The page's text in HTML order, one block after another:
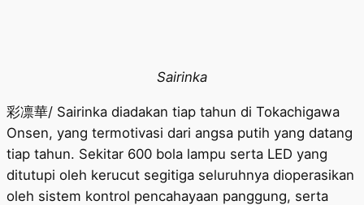
Sairinka
彩凛華/ Sairinka diadakan tiap tahun di Tokachigawa
Onsen, yang termotivasi dari angsa putih yang datang
tiap tahun. Sekitar 600 bola lampu serta LED yang
ditutupi oleh kerucut segitiga seluruhnya dioperasikan
oleh sistem kontrol pencahayaan panggung, serta